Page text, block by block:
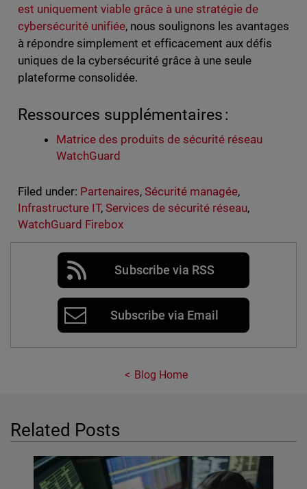
est uniquement viable grâce à une stratégie de
cybersécurité unifiée, nous soulignons les avantages
à répondre simplement et efficacement aux défis
uniques de la cybersécurité grâce à une seule
plateforme consolidée.
Ressources supplémentaires :
Matrice des produits de sécurité réseau
WatchGuard
Filed under: Partenaires, Sécurité managée,
Infrastructure IT, Services de sécurité réseau,
WatchGuard Firebox
Subscribe via RSS
Subscribe via Email
Blog Home
Related Posts